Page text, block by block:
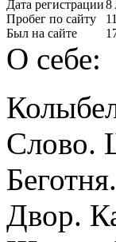
Дата регистрации8
Пробег по сайту
Был на сайте
О себе:
Слово.
Двор.